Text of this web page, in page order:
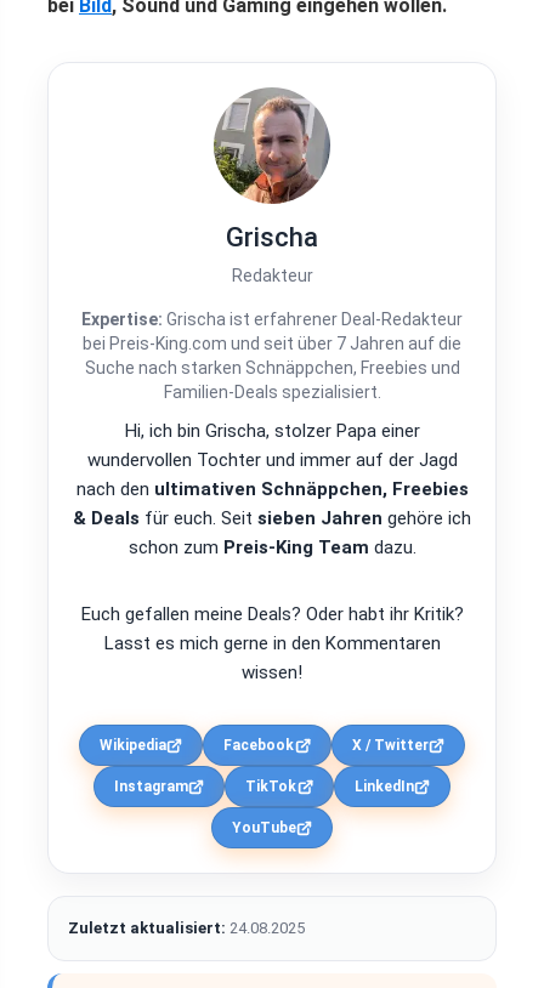
bei Bild, Sound und Gaming eingehen wollen.
Grischa
Redakteur
Expertise: Grischa ist erfahrener Deal-Redakteur
bei Preis-King.com und seit über 7 Jahren auf die
Suche nach starken Schnäppchen, Freebies und
Familien-Deals spezialisiert.
Hi, ich bin Grischa, stolzer Papa einer
wundervollen Tochter und immer auf der Jagd
nach den ultimativen Schnäppchen, Freebies
& Deals für euch. Seit sieben Jahren gehöre ich
schon zum Preis-King Team dazu.
Euch gefallen meine Deals? Oder habt ihr Kritik?
Lasst es mich gerne in den Kommentaren
wissen!
Wikipedia Facebook X / Twitter
Instagram TikTok LinkedIn
YouTube
Zuletzt aktualisiert: 24.08.2025